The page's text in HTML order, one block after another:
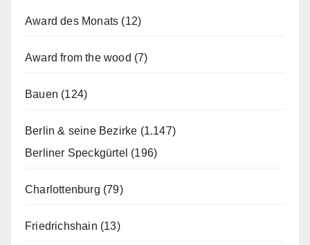
Award des Monats (12)
Award from the wood (7)
Bauen (124)
Berlin & seine Bezirke (1.147)
Berliner Speckgürtel (196)
Charlottenburg (79)
Friedrichshain (13)